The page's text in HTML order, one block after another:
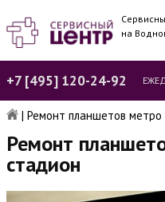
на
+7 [495] 120-24-92
| Ремонт планшетов
Ремонт
стадион